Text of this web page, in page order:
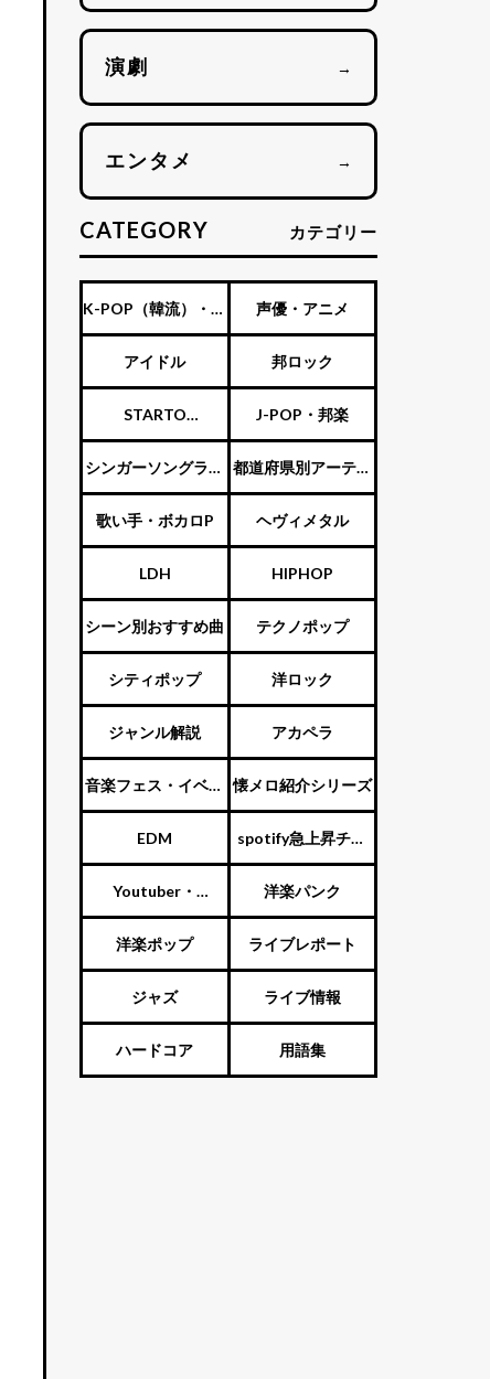
演劇 →
エンタメ →
CATEGORY カテゴリー
K-POP（韓流）・海
外アーティスト
声優・アニメ
アイドル 邦ロック
STARTO
ENTERTAINMENT（旧
ジャニーズ）
J-POP・邦楽
シンガーソングライ
ター
都道府県別アーティ
スト
歌い手・ボカロP ヘヴィメタル
LDH HIPHOP
シーン別おすすめ曲 テクノポップ
シティポップ 洋ロック
ジャンル解説 アカペラ
音楽フェス・イベン
ト
懐メロ紹介シリーズ
EDM spotify急上昇チャ
ート
Youtuber・
Vtuber・歌い手
洋楽パンク
洋楽ポップ ライブレポート
ジャズ ライブ情報
ハードコア 用語集